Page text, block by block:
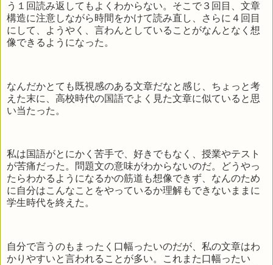
う１回読み返してもよくわからない。そこで３回目、文章
構造に注意しながら時間をかけて読み直し、さらに４回目
にして、ようやく、言わんとしていることがなんとなく想
像できるようになった。
なんだかとても既視感のある文章だなと感じ、ちょっと考
えた末に、高校時代の国語でよく見た文章に似ていると思
い当たった。
私は国語がとにかく苦手で、好きでもなく、授業やテスト
が苦痛だった。問題文の意味がわからないのだ。どうやっ
たらわかるようになるかの筋道も想像できず、なんのため
に自分はこんなことをやっているか理解もできないままに
学生時代を終えた。
自分で言うのもまったく口幅ったいのだが、私の文章はわ
かりやすいと言われることが多い。これまた口幅ったい